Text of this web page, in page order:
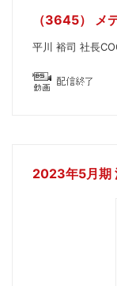
（3645） メ
平川 裕司 社長
2023年5月期